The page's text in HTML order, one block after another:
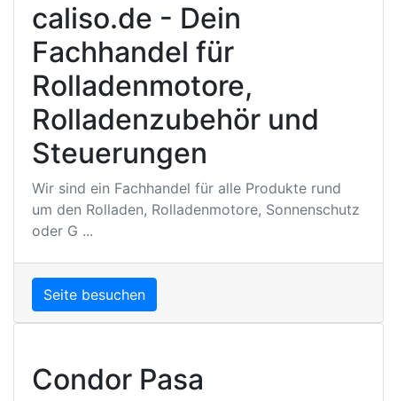
caliso.de - Dein
Fachhandel für
Rolladenmotore,
Rolladenzubehör und
Steuerungen
Wir sind ein Fachhandel für alle Produkte rund
um den Rolladen, Rolladenmotore, Sonnenschutz
oder G ...
Seite besuchen
Condor Pasa